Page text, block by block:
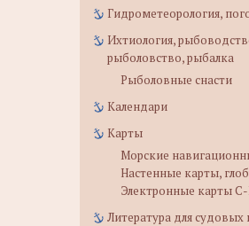
Гидрометеорология,
Ихтиология,
рыболовство, рыбалка
Рыболовные снасти
Календари
Карты
Морские
Настенные карты,
Электронные карты
Литература для